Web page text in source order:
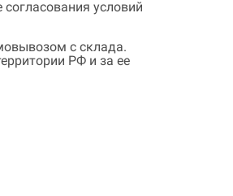
условий
с склада.
РФ и за ее